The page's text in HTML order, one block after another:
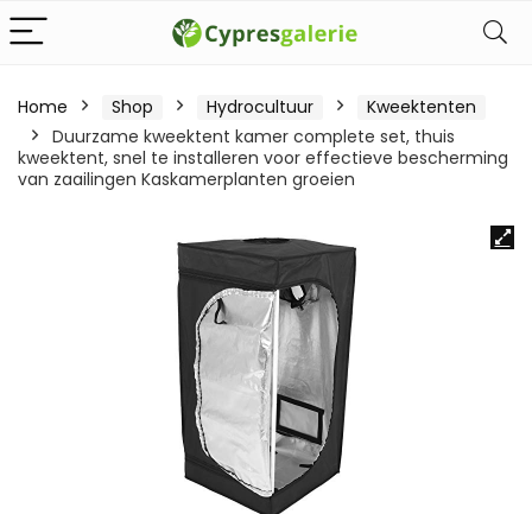
Home Shop Hydrocultuur
Kweektenten
Duurzame kweektent kamer complete set, thuis
kweektent, snel te installeren voor effectieve bescherming
van zaailingen Kaskamerplanten groeien